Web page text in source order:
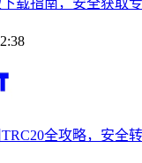
TRC20全攻略，安全